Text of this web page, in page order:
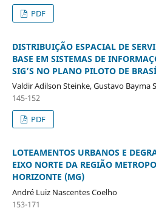
PDF
DISTRIBUIÇÃO ESPACIAL DE
BASE EM SISTEMAS DE
SIG’S NO PLANO PILOTO DE
Valdir Adilson Steinke, Gustavo Bayma
145-152
PDF
LOTEAMENTOS URBANOS E
EIXO NORTE DA REGIÃO
HORIZONTE (MG)
André Luiz Nascentes Coelho
153-171